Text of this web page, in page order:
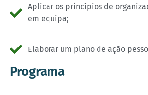
Aplicar os princípios de
em equipa;
Elaborar um plano de ação
Programa